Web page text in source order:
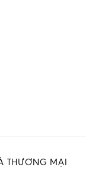
THƯƠNG MẠI